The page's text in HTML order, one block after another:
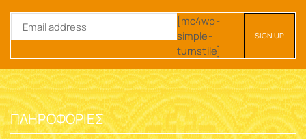
[mc4wp-
simple-
turnstile]
ΠΛΗΡΟΦΟΡΊΕΣ